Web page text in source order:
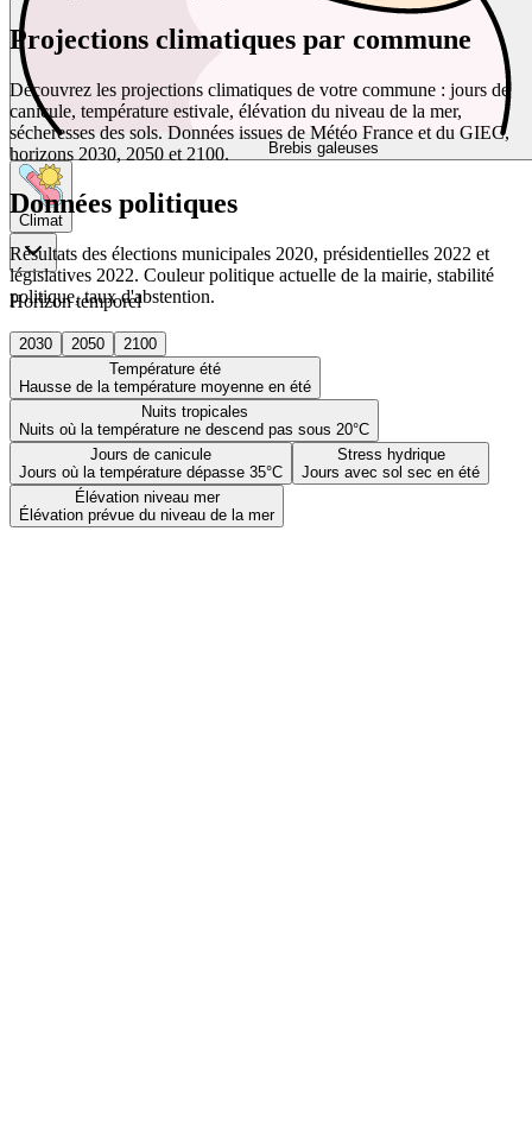
Brebis galeuses
Climat
Horizon temporel
2030 2050
2100
Température été
Hausse de la température moyenne en été
Nuits tropicales
Nuits où la température ne descend pas sous 20°C
Jours de canicule
Jours où la température dépasse 35°C
Stress hydrique
Jours avec sol sec en été
Élévation niveau mer
Élévation prévue du niveau de la mer
Projections climatiques par commune
Découvrez les projections climatiques de votre commune : jours de
canicule, température estivale, élévation du niveau de la mer,
sécheresses des sols. Données issues de Météo France et du GIEC,
horizons 2030, 2050 et 2100.
Données politiques
Résultats des élections municipales 2020, présidentielles 2022 et
législatives 2022. Couleur politique actuelle de la mairie, stabilité
politique, taux d'abstention.